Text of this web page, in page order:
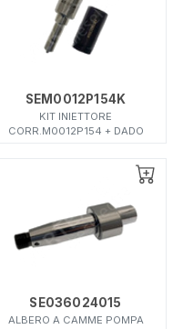
SEM0012P154K
KIT INIETTORE
CORR.M0012P154 + DADO
SE036024015
ALBERO A CAMME POMPA